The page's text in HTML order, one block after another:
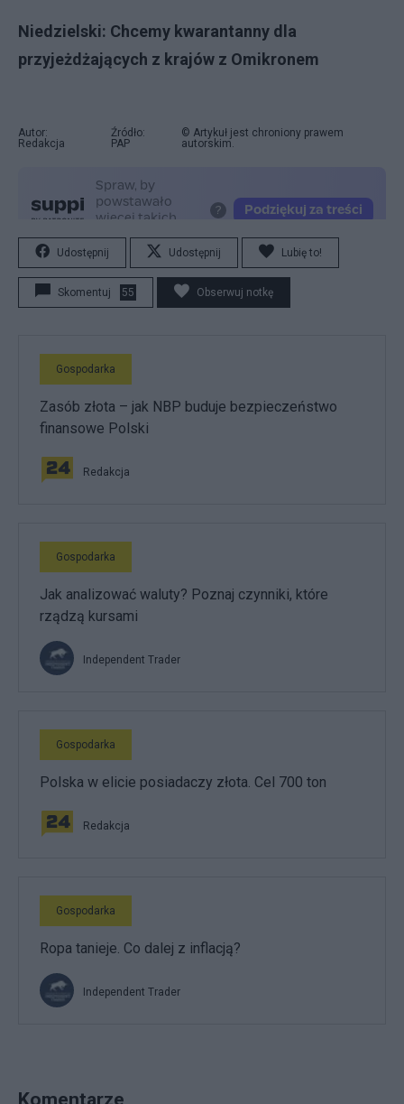
Niedzielski: Chcemy kwarantanny dla
przyjeżdżających z krajów z Omikronem
Autor:
Redakcja
Źródło:
PAP
© Artykuł jest chroniony prawem
autorskim.
Udostępnij Udostępnij Lubię to!
Skomentuj 55 Obserwuj notkę
Gospodarka
Zasób złota – jak NBP buduje bezpieczeństwo
finansowe Polski
Redakcja
Gospodarka
Jak analizować waluty? Poznaj czynniki, które
rządzą kursami
Independent Trader
Gospodarka
Polska w elicie posiadaczy złota. Cel 700 ton
Redakcja
Gospodarka
Ropa tanieje. Co dalej z inflacją?
Independent Trader
Komentarze